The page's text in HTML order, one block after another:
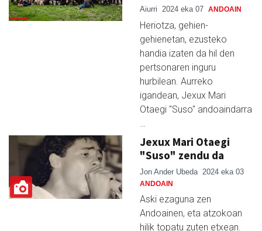
Aiurri 2024 eka 07 ANDOAIN
Heriotza, gehien-
gehienetan, ezusteko
handia izaten da hil den
pertsonaren inguru
hurbilean. Aurreko
igandean, Jexux Mari
Otaegi "Suso" andoaindarra
Jexux Mari Otaegi
"Suso" zendu da
Jon Ander Ubeda 2024 eka 03
ANDOAIN
Aski ezaguna zen
Andoainen, eta atzokoan
hilik topatu zuten etxean.